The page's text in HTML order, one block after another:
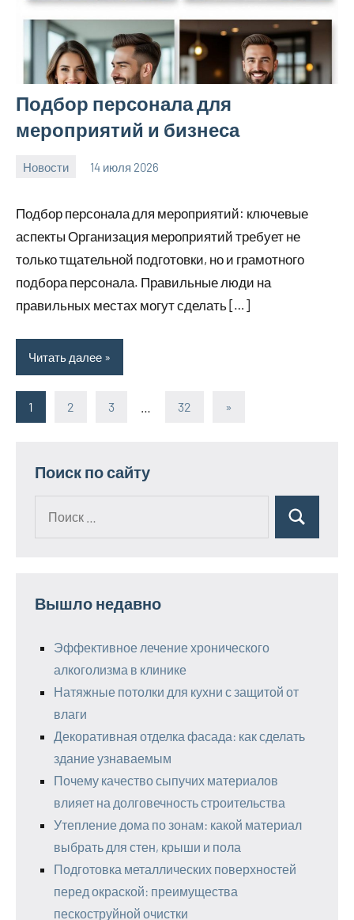
Подбор персонала для
мероприятий и бизнеса
Новости 14 июля 2026
Подбор персонала для мероприятий: ключевые
аспекты Организация мероприятий требует не
только тщательной подготовки, но и грамотного
подбора персонала. Правильные люди на
правильных местах могут сделать […]
Читать далее
Пагинация
1 2 3 32
Следующие
»
Поиск по сайту
Поиск
Вышло недавно
Эффективное лечение хронического
алкоголизма в клинике
Натяжные потолки для кухни с защитой от
влаги
Декоративная отделка фасада: как сделать
здание узнаваемым
Почему качество сыпучих материалов
влияет на долговечность строительства
Утепление дома по зонам: какой материал
выбрать для стен, крыши и пола
Подготовка металлических поверхностей
перед окраской: преимущества
пескоструйной очистки